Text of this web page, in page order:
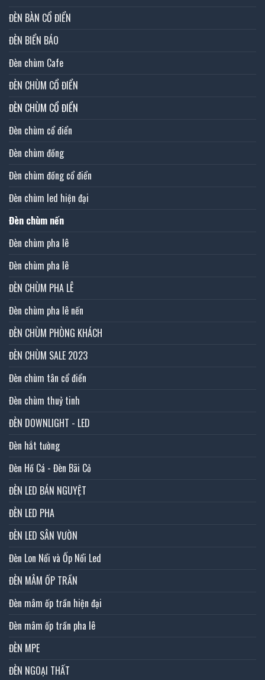
ĐÈN BÀN CỔ ĐIỂN
ĐÈN BIỂN BÁO
Đèn chùm Cafe
ĐÈN CHÙM CỔ ĐIỂN
ĐÈN CHÙM CỔ ĐIỂN
Đèn chùm cổ điển
Đèn chùm đồng
Đèn chùm đồng cổ điển
Đèn chùm led hiện đại
Đèn chùm nến
Đèn chùm pha lê
Đèn chùm pha lê
ĐÈN CHÙM PHA LÊ
Đèn chùm pha lê nến
ĐÈN CHÙM PHÒNG KHÁCH
ĐÈN CHÙM SALE 2023
Đèn chùm tân cổ điển
Đèn chùm thuỷ tinh
ĐÈN DOWNLIGHT - LED
Đèn hắt tường
Đèn Hồ Cá - Đèn Bãi Cỏ
ĐÈN LED BÁN NGUYỆT
ĐÈN LED PHA
ĐÈN LED SÂN VƯỜN
Đèn Lon Nổi và Ốp Nổi Led
ĐÈN MÂM ỐP TRẦN
Đèn mâm ốp trần hiện đại
Đèn mâm ốp trần pha lê
ĐÈN MPE
ĐÈN NGOẠI THẤT